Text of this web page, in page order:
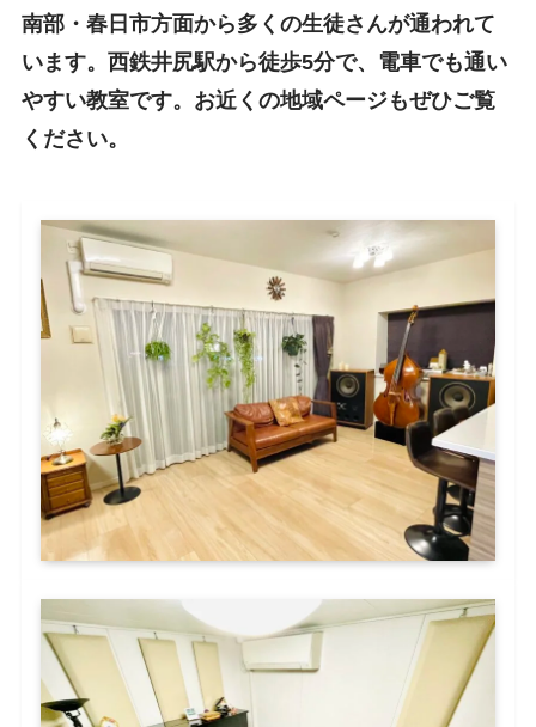
南部・春日市方面から多くの生徒さんが通われて
います。西鉄井尻駅から徒歩5分で、電車でも通い
やすい教室です。お近くの地域ページもぜひご覧
ください。